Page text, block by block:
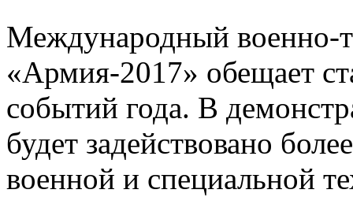
Международный военно-
«Армия-2017» обещает
событий года. В
будет задействовано
военной и специальной